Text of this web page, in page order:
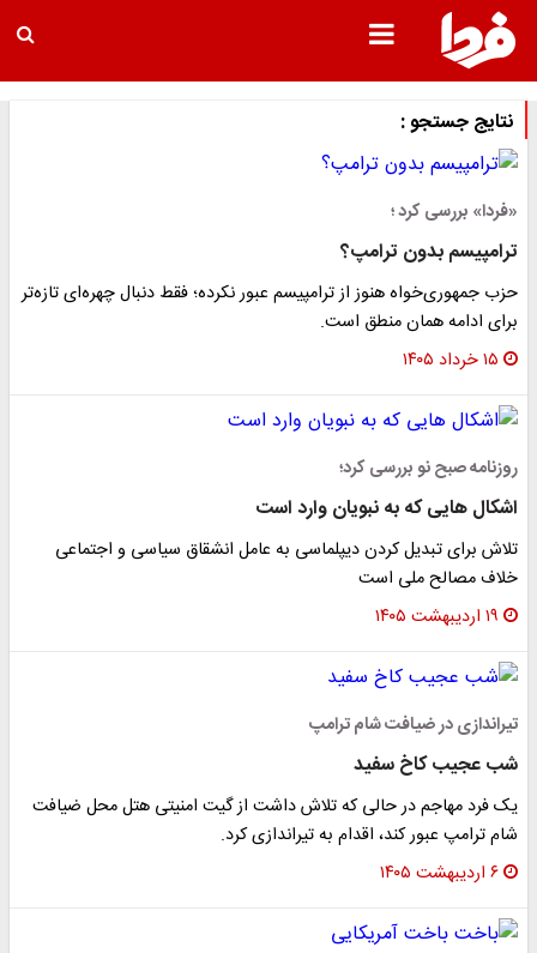
نتایج جستجو :
«فردا» بررسی کرد ؛
ترامپیسم بدون ترامپ؟
حزب جمهوری‌خواه هنوز از ترامپیسم عبور نکرده؛ فقط دنبال چهره‌ای تازه‌تر
برای ادامه همان منطق است.
۱۵ خرداد ۱۴۰۵
روزنامه صبح نو بررسی کرد؛
اشکال هایی که به نبویان وارد است
تلاش برای تبدیل کردن دیپلماسی به عامل انشقاق سیاسی و اجتماعی
خلاف مصالح ملی است
۱۹ اردیبهشت ۱۴۰۵
تیراندازی در ضیافت شام ترامپ
شب عجیب کاخ سفید
یک فرد مهاجم در حالی که تلاش داشت از گیت امنیتی هتل محل ضیافت
شام ترامپ عبور کند، اقدام به تیراندازی کرد.
۶ اردیبهشت ۱۴۰۵